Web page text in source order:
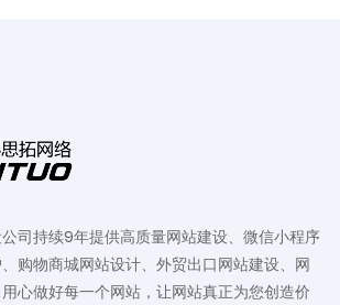
司持续9年提供高质量网站建设、微信小程序
购物商城网站设计、外贸出口网站建设、网
心做好每一个网站，让网站真正为您创造价